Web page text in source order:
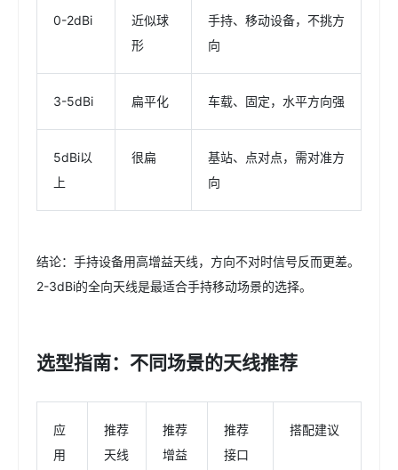
0-2dBi
近似球
形
手持、移动设备，不挑方
向
3-5dBi 扁平化 车载、固定，水平方向强
5dBi以
上
很扁
基站、点对点，需对准方
向
结论：手持设备用高增益天线，方向不对时信号反而更差。
2-3dBi的全向天线是最适合手持移动场景的选择。
选型指南：不同场景的天线推荐
应
用
推荐
天线
推荐
增益
推荐
接口
搭配建议